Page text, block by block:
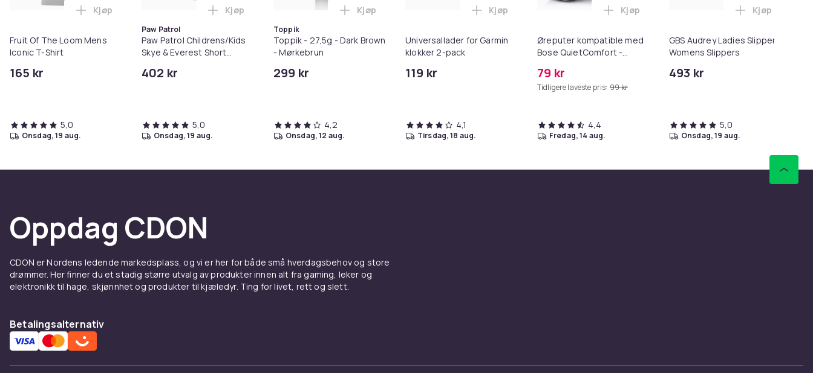
Fruit Of The Loom Mens
Iconic T-Shirt
165 kr
Legg Fruit Of The Loom Mens Iconic T-Shirt i handlekurven
Kjøp
5,0
onsdag, 19 aug.
Paw Patrol
Paw Patrol Childrens/Kids
Skye & Everest Short
402 kr
Legg Paw Patrol Childrens/Kids Skye & Everest Short Pyjama Set i handlekurven
Kjøp
5,0
onsdag, 19 aug.
Toppik
Toppik - 27,5g - Dark Brown
- Mørkebrun
299 kr
Legg Toppik - 27,5g - Dark Brown - Mørkebrun i handlekurven
Kjøp
4,2
onsdag, 12 aug.
Universallader for Garmin
klokker 2-pack
119 kr
Legg Universallader for Garmin klokker 2-pack i handlekurven
Kjøp
4,1
tirsdag, 18 aug.
Øreputer kompatible med
Bose QuietComfort -
Grå
79 kr
Tidligere laveste pris: 99 kr
Legg Øreputer kompatible med Bose
Kjøp
4,4
fredag, 14 aug.
GBS Audrey Ladies Slipper /
Womens Slippers
493 kr
Legg GBS
Kjøp
5,0
onsdag, 19 aug.
Oppdag CDON
CDON er Nordens ledende markedsplass, og vi er her for både små hverdagsbehov og store
drømmer. Her finner du et stadig større utvalg av produkter innen alt fra gaming, leker og
elektronikk til hage, skjønnhet og produkter til kjæledyr. Ting for livet, rett og slett.
Betalingsalternativ